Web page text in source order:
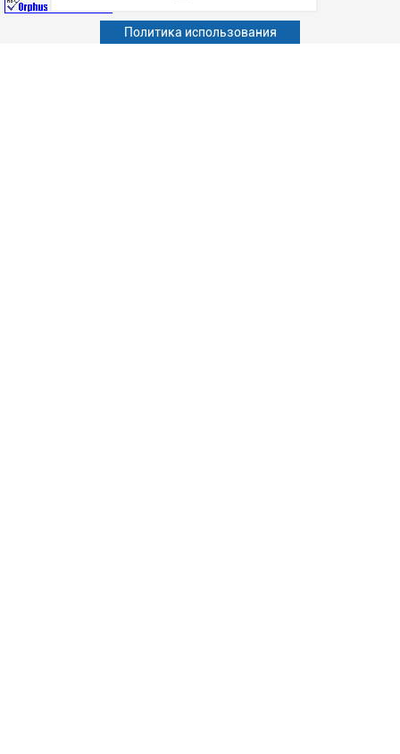
Абитуриенту
Политика использования